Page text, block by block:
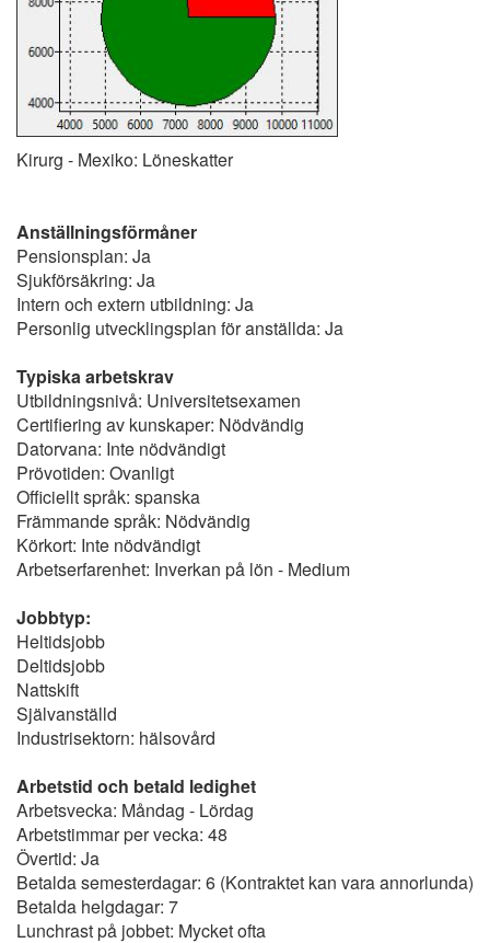
Kirurg - Mexiko: Löneskatter
Anställningsförmåner
Pensionsplan: Ja
Sjukförsäkring: Ja
Intern och extern utbildning: Ja
Personlig utvecklingsplan för anställda: Ja
Typiska arbetskrav
Utbildningsnivå: Universitetsexamen
Certifiering av kunskaper: Nödvändig
Datorvana: Inte nödvändigt
Prövotiden: Ovanligt
Officiellt språk: spanska
Främmande språk: Nödvändig
Körkort: Inte nödvändigt
Arbetserfarenhet: Inverkan på lön - Medium
Jobbtyp:
Heltidsjobb
Deltidsjobb
Nattskift
Självanställd
Industrisektorn: hälsovård
Arbetstid och betald ledighet
Arbetsvecka: Måndag - Lördag
Arbetstimmar per vecka: 48
Övertid: Ja
Betalda semesterdagar: 6 (Kontraktet kan vara annorlunda)
Betalda helgdagar: 7
Lunchrast på jobbet: Mycket ofta